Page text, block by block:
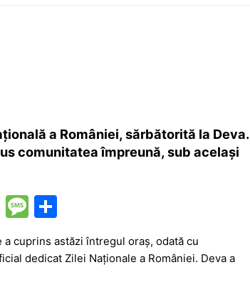
a României, sărbătorită la Deva.
comunitatea împreună, sub același
T
e
M
e
s ta
cuprins astăzi întregul oraș, odată cu
dedicat Zilei Naționale a României. Deva a